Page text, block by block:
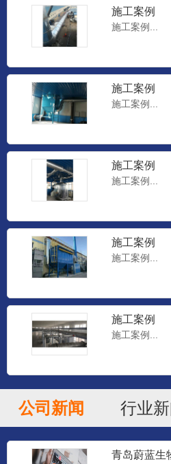
施工案例
施工案例...
施工案例
施工案例...
施工案例
施工案例...
施工案例
施工案例...
施工案例
施工案例...
公司新闻 行业
青岛蔚蓝生